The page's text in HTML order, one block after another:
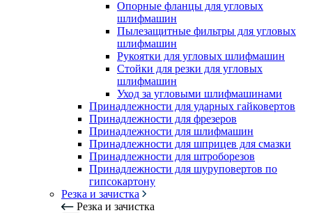
Опорные фланцы для угловых
шлифмашин
Пылезащитные фильтры для угловых
шлифмашин
Рукоятки для угловых шлифмашин
Стойки для резки для угловых
шлифмашин
Уход за угловыми шлифмашинами
Принадлежности для ударных гайковертов
Принадлежности для фрезеров
Принадлежности для шлифмашин
Принадлежности для шприцев для смазки
Принадлежности для штроборезов
Принадлежности для шуруповертов по
гипсокартону
Резка и зачистка
Резка и зачистка